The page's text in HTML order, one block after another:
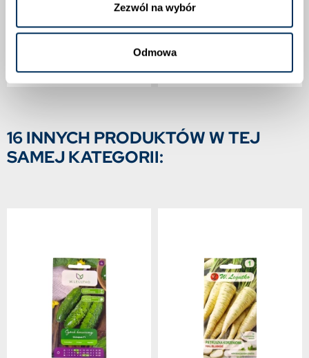
Zezwól na wybór
Odmowa
SUMMER CARNIVAL
Dostępny
ASTRA POLKA
2,90 zł
Dostępny
16 INNYCH PRODUKTÓW W TEJ
SAMEJ KATEGORII: